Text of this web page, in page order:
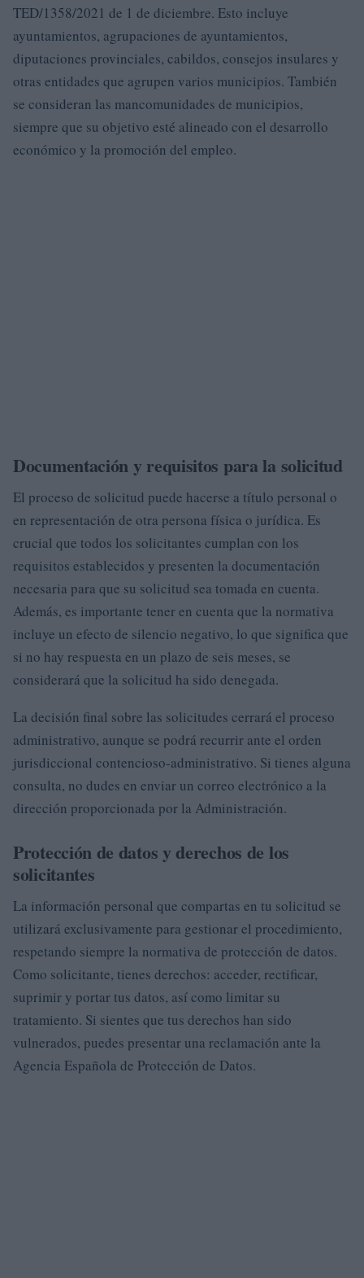
TED/1358/2021 de 1 de diciembre. Esto incluye
ayuntamientos, agrupaciones de ayuntamientos,
diputaciones provinciales, cabildos, consejos insulares y
otras entidades que agrupen varios municipios. También
se consideran las mancomunidades de municipios,
siempre que su objetivo esté alineado con el desarrollo
económico y la promoción del empleo.
Documentación y requisitos para la solicitud
El proceso de solicitud puede hacerse a título personal o
en representación de otra persona física o jurídica. Es
crucial que todos los solicitantes cumplan con los
requisitos establecidos y presenten la documentación
necesaria para que su solicitud sea tomada en cuenta.
Además, es importante tener en cuenta que la normativa
incluye un efecto de silencio negativo, lo que significa que
si no hay respuesta en un plazo de seis meses, se
considerará que la solicitud ha sido denegada.
La decisión final sobre las solicitudes cerrará el proceso
administrativo, aunque se podrá recurrir ante el orden
jurisdiccional contencioso-administrativo. Si tienes alguna
consulta, no dudes en enviar un correo electrónico a la
dirección proporcionada por la Administración.
Protección de datos y derechos de los
solicitantes
La información personal que compartas en tu solicitud se
utilizará exclusivamente para gestionar el procedimiento,
respetando siempre la normativa de protección de datos.
Como solicitante, tienes derechos: acceder, rectificar,
suprimir y portar tus datos, así como limitar su
tratamiento. Si sientes que tus derechos han sido
vulnerados, puedes presentar una reclamación ante la
Agencia Española de Protección de Datos.